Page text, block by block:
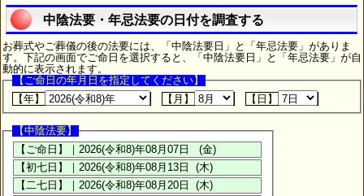
中陰法要・年忌法要の日付を調査する
お葬式やご葬儀の後の法要には、「中陰法要日」と「年忌法要」がありま
す。下記の画面でご命日を選択すると、「中陰法要日」と「年忌法要」が自
動的に表示されます。
【ご命日の年月日を指定してください】
【年】
【月】 【日】
【中陰法要】